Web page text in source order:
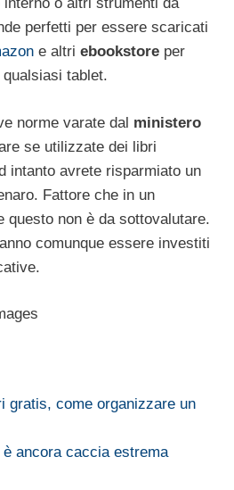
perfetti per essere scaricati
e altri ebookstore per
tablet.
norme varate dal ministero
se utilizzate dei libri
intanto avrete risparmiato un
Fattore che in un
questo non è da sottovalutare.
comunque essere investiti
gratis, come organizzare un
ancora caccia estrema